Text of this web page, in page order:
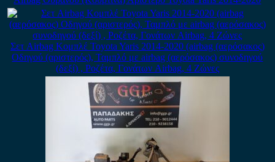
Σετ Airbag Κομπλέ Toyota Yaris 2014-2020 (airbag (αερόσακος)
Οδηγού (αριστερός), Ταμπλό με airbag (αερόσακος) συνοδηγού
(δεξί) , Ροζέτα, Γονάτων Airbag, 4 Ζώνες